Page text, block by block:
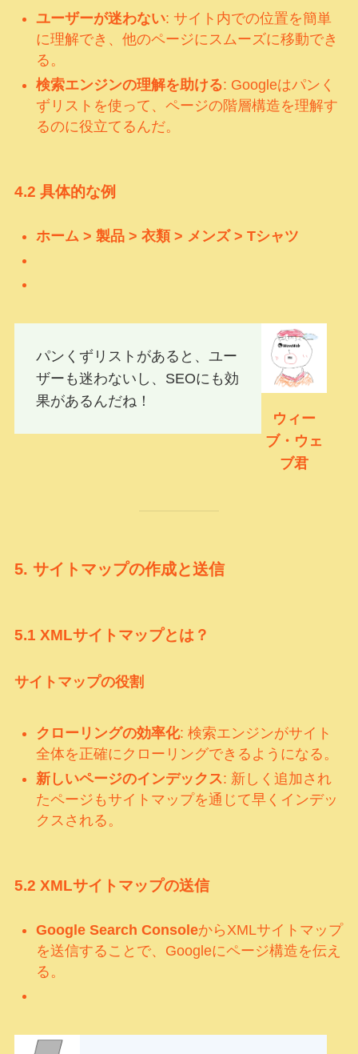
ユーザーが迷わない: サイト内での位置を簡単
に理解でき、他のページにスムーズに移動でき
る。
検索エンジンの理解を助ける: Googleはパンく
ずリストを使って、ページの階層構造を理解す
るのに役立てるんだ。
4.2 具体的な例
ホーム > 製品 > 衣類 > メンズ > Tシャツ
パンくずリストがあると、ユー
ザーも迷わないし、SEOにも効
果があるんだね！
ウィー
ブ・ウェ
ブ君
5. サイトマップの作成と送信
5.1 XMLサイトマップとは？
サイトマップの役割
クローリングの効率化: 検索エンジンがサイト
全体を正確にクローリングできるようになる。
新しいページのインデックス: 新しく追加され
たページもサイトマップを通じて早くインデッ
クスされる。
5.2 XMLサイトマップの送信
Google Search ConsoleからXMLサイトマップ
を送信することで、Googleにページ構造を伝え
る。